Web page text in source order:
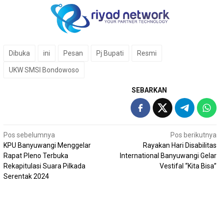
Dibuka ini Pesan Pj Bupati Resmi
UKW SMSI Bondowoso
SEBARKAN
Navigasi
pos
Pos sebelumnya
KPU Banyuwangi Menggelar
Rapat Pleno Terbuka
Rekapitulasi Suara Pilkada
Serentak 2024
Pos berikutnya
Rayakan Hari Disabilitas
International Banyuwangi Gelar
Vestifal “Kita Bisa”